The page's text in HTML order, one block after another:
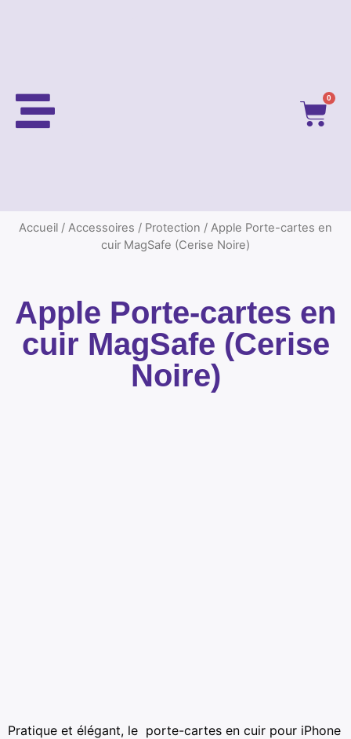
0
Accueil / Accessoires / Protection / Apple Porte-cartes en
cuir MagSafe (Cerise Noire)
Apple Porte-cartes en
cuir MagSafe (Cerise
Noire)
Pratique et élégant, le porte-cartes en cuir pour iPhone